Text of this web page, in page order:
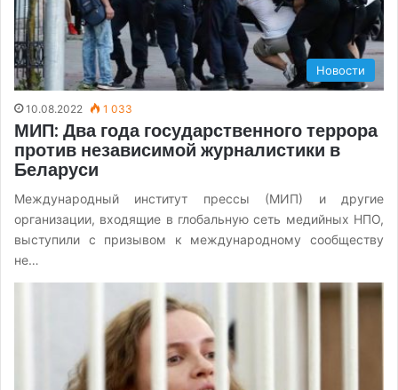
Новости
10.08.2022 1 033
МИП: Два года государственного террора
против независимой журналистики в
Беларуси
Международный институт прессы (МИП) и другие
организации, входящие в глобальную сеть медийных НПО,
выступили с призывом к международному сообществу
не…